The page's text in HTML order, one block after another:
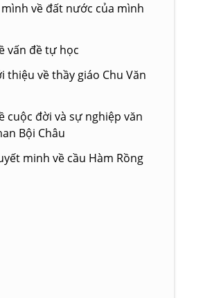
về đất nước của mình
vấn đề tự học
thiệu về thầy giáo Chu Văn
cuộc đời và sự nghiệp văn
Bội Châu
minh về cầu Hàm Rồng